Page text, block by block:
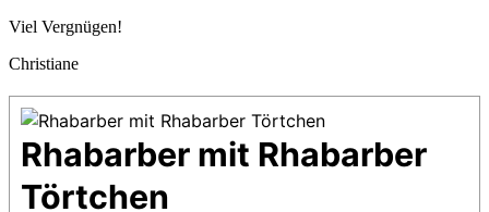
Viel Vergnügen!
Christiane
Rhabarber mit Rhabarber
Törtchen